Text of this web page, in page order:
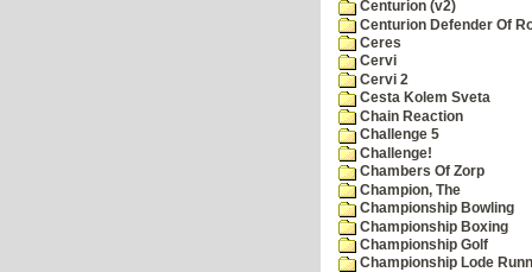
Centurion (v2)
Centurion Defender Of
Ceres
Cervi
Cervi 2
Cesta Kolem Sveta
Chain Reaction
Challenge 5
Challenge!
Chambers Of Zorp
Champion, The
Championship Bowling
Championship Boxing
Championship Golf
Championship Lode